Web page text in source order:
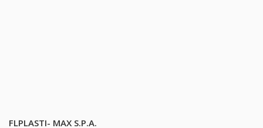
FLPLASTI- MAX S.P.A.